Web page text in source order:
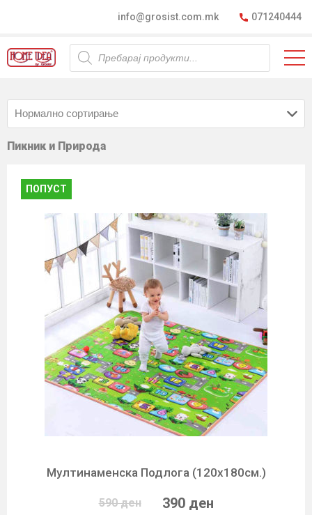
info@grosist.com.mk 071240444
Products
search
Пикник и Природа
ПОПУСТ
Мултинаменска Подлога (120х180см.)
590 ден 390 ден